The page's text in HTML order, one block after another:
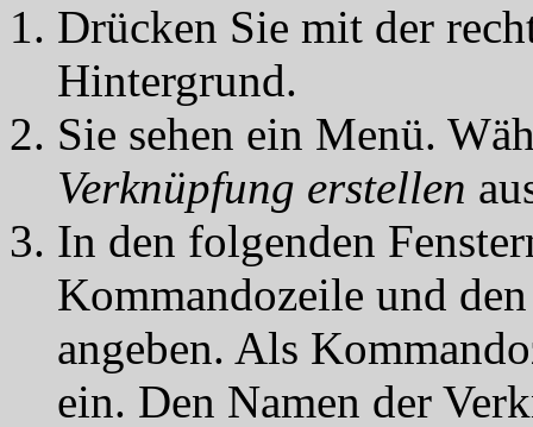
Drücken Sie mit der
Hintergrund.
Sie sehen ein Menü.
Verknüpfung erstellen
In den folgenden
Kommandozeile und
angeben. Als
ein. Den Namen der